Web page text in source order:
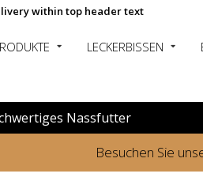
within top header text
LECKERBISSEN
Nassfutter
Besuchen Sie